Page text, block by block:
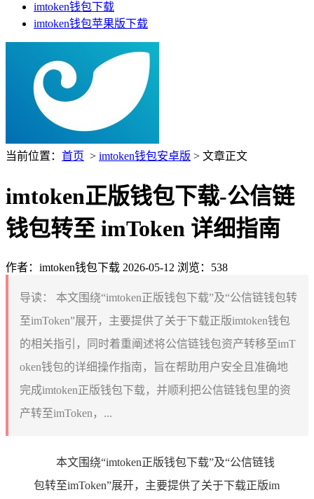
imtoken钱包下载
imtoken钱包苹果版下载
当前位置： 首页 > imtoken钱包安卓版 > 文章正文
imtoken正版钱包下载-公信链
钱包转至 imToken 详细指南
作者：imtoken钱包下载 2026-05-12 浏览：538
导读：
本文围绕“imtoken正版钱包下载”及“公信链钱包转
至imToken”展开，主要提供了关于下载正版imtoken钱包
的相关指引，同时着重阐述将公信链钱包资产转移至imT
oken钱包的详细操作指南，旨在帮助用户安全且准确地
完成imtoken正版钱包下载，并顺利把公信链钱包里的资
产转至imToken，...
本文围绕“imtoken正版钱包下载”及“公信链钱
包转至imToken”展开，主要提供了关于下载正版im